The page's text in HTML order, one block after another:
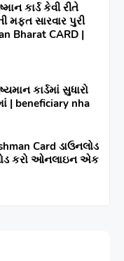
કાર્ડ કેવી રીતે
મફત સારવાર પુરી
Bharat CARD |
કાર્ડમાં સુધારો
| beneficiary nha
Card ડાઉનલોડ
કરો ઓનલાઇન એક